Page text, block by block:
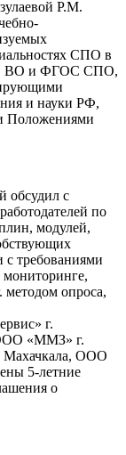
Р.М.
СПО в
ВО и ФГОС СПО,
и науки РФ,
Положениями
обсудил с
по
модулей,
с требованиями
методом опроса,
г.
«ММЗ» г.
Махачкала, ООО
5-летние
о